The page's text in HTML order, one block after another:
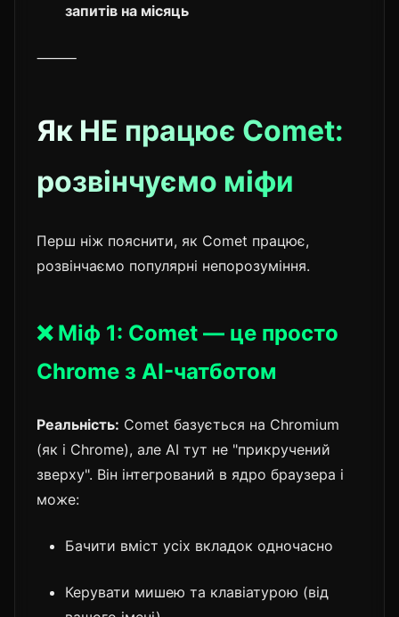
запитів на місяць
⸻
Як НЕ працює Comet:
розвінчуємо міфи
Перш ніж пояснити, як Comet працює,
розвінчаємо популярні непорозуміння.
❌ Міф 1: Comet — це просто
Chrome з AI-чатботом
Реальність: Comet базується на Chromium
(як і Chrome), але AI тут не "прикручений
зверху". Він інтегрований в ядро браузера і
може:
Бачити вміст усіх вкладок одночасно
Керувати мишею та клавіатурою (від